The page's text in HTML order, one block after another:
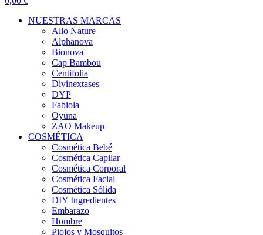
NUESTRAS MARCAS
Allo Nature
Alphanova
Bionova
Cap Bambou
Centifolia
Divinextases
DYP
Fabiola
Oyuna
ZAO Makeup
COSMÉTICA
Cosmética Bebé
Cosmética Capilar
Cosmética Corporal
Cosmética Facial
Cosmética Sólida
DIY Ingredientes
Embarazo
Hombre
Piojos y Mosquitos